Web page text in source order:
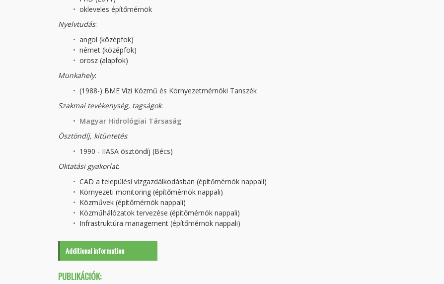
okleveles építőmérnök
Nyelvtudás:
angol (középfok)
német (középfok)
orosz (alapfok)
Munkahely:
(1988-) BME Vízi Közmű és Környezetmérnöki Tanszék
Szakmai tevékenység, tagságok:
Magyar Hidrológiai Társaság
Ösztöndíj, kitüntetés:
1990 - IIASA ösztöndíj (Bécs)
Oktatási gyakorlat:
CAD a települési vízgazdálkodásban (építőmérnök nappali)
Környezeti monitoring (építőmérnök nappali)
Közművek (építőmérnök nappali)
Közműhálózatok tervezése (építőmérnök nappali)
Infrastruktúra management (építőmérnök nappali)
Additional information
PUBLIKÁCIÓK: